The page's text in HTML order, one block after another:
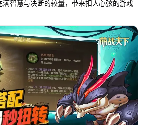
满智慧与决断的较量，带来扣人心弦的游戏